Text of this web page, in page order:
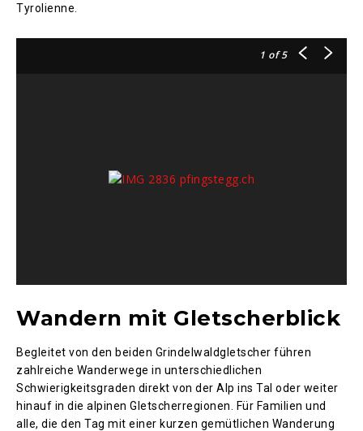
Tyrolienne.
1 of 5
Wandern mit Gletscherblick
Begleitet von den beiden Grindelwaldgletscher führen
zahlreiche Wanderwege in unterschiedlichen
Schwierigkeitsgraden direkt von der Alp ins Tal oder weiter
hinauf in die alpinen Gletscherregionen. Für Familien und
alle, die den Tag mit einer kurzen gemütlichen Wanderung